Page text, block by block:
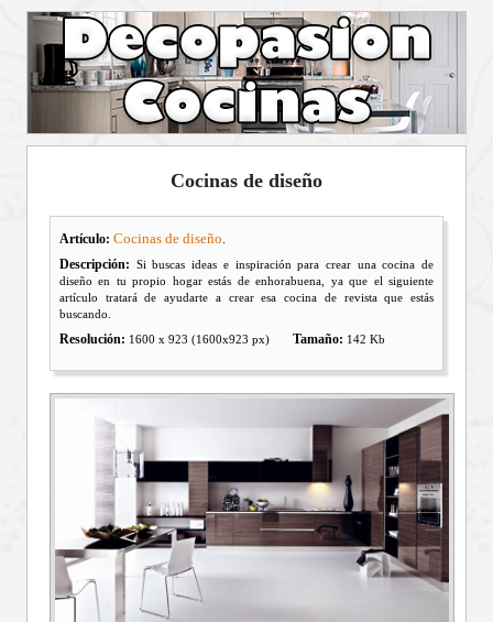
Cocinas de diseño
Artículo: Cocinas de diseño.
Descripción: Si buscas ideas e inspiración para crear una cocina de
diseño en tu propio hogar estás de enhorabuena, ya que el siguiente
artículo tratará de ayudarte a crear esa cocina de revista que estás
buscando.
Resolución: 1600 x 923 (1600x923 px) Tamaño: 142 Kb